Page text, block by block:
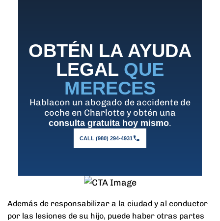
OBTÉN LA AYUDA
LEGAL QUE
MERECES
Hablacon un abogado de accidente de
coche en Charlotte y obtén una
consulta gratuita hoy mismo.
CALL (980) 294-4931
Además de responsabilizar a la ciudad y al conductor
por las lesiones de su hijo, puede haber otras partes